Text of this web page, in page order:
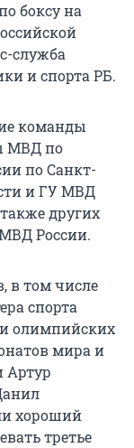
боксу на
служба
и спорта РБ.
команды
МВД по
по Санкт-
и ГУ МВД
других
России.
в том числе
спорта
олимпийских
мира и
Артур
хороший
третье